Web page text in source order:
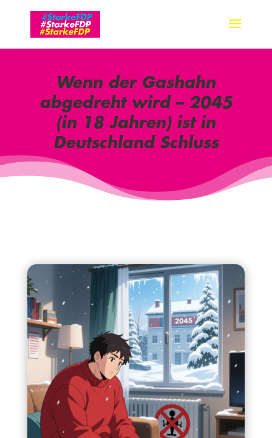
Wenn der Gashahn
abgedreht wird – 2045
(in 18 Jahren) ist in
Deutschland Schluss